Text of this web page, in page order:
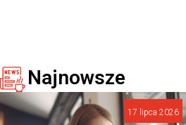
Najnowsze
17 lipca 2026